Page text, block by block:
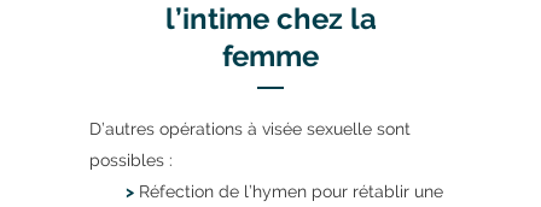
l’intime chez la
femme
D’autres opérations à visée sexuelle sont
possibles :
> Réfection de l’hymen pour rétablir une